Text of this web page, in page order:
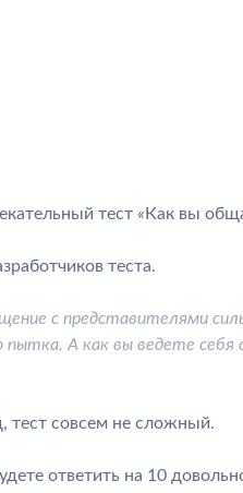
тест «Как вы
теста.
с представителями
пытка. А как вы ведете себя
тест совсем не сложный.
ответить на 10